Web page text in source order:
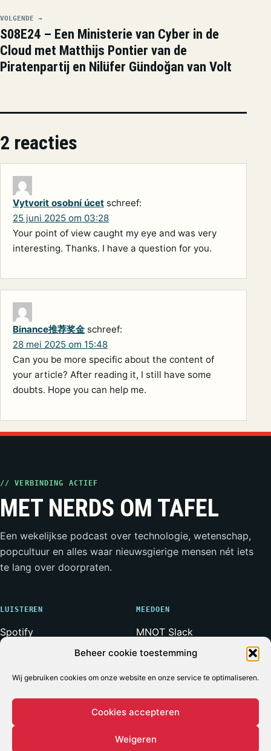
Beheer cookie toestemming
Wij gebruiken cookies om onze website en onze service te optimaliseren.
Cookies accepteren
Weigeren
VOLGENDE →
S08E24 – Een Ministerie van Cyber in de
Cloud met Matthijs Pontier van de
Piratenpartij en Nilüfer Gündoğan van Volt
2 reacties
Vytvorit osobní úcet schreef:
25 juni 2025 om 03:28
Your point of view caught my eye and was very
interesting. Thanks. I have a question for you.
Binance推荐奖金 schreef:
28 mei 2025 om 15:48
Can you be more specific about the content of
your article? After reading it, I still have some
doubts. Hope you can help me.
// VERBINDING ACTIEF
MET NERDS OM TAFEL
Een wekelijkse podcast over technologie, wetenschap,
popcultuur en alles waar nieuwsgierige mensen nét iets
te lang over doorpraten.
LUISTEREN
Spotify
RSS-feed
MEEDOEN
MNOT Slack
Weerwolven Slack
Adverteren